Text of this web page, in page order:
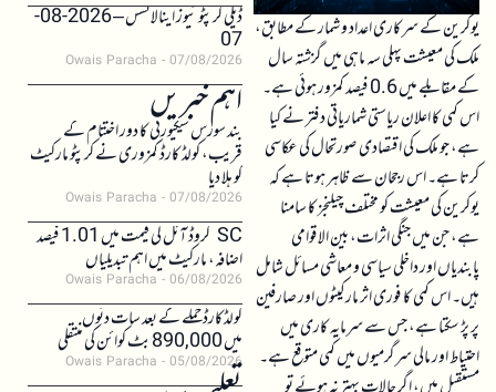
یوکرین کے سرکاری اعداد و شمار کے مطابق،
ملک کی معیشت پہلی سہ ماہی میں گزشتہ سال
کے مقابلے میں 0.6 فیصد کمزور ہوئی ہے۔
اس کمی کا اعلان ریاستی شماریاتی دفتر نے کیا
ہے، جو ملک کی اقتصادی صورتحال کی عکاسی
کرتا ہے۔ اس رجحان سے ظاہر ہوتا ہے کہ
یوکرین کی معیشت کو مختلف چیلنجز کا سامنا
ہے، جن میں جنگی اثرات، بین الاقوامی
پابندیاں اور داخلی سیاسی و معاشی مسائل شامل
ہیں۔ اس کمی کا فوری اثر مارکیٹوں اور صارفین
پر پڑ سکتا ہے، جس سے سرمایہ کاری میں
احتیاط اور مالی سرگرمیوں میں کمی متوقع ہے۔
ڈیلی کرپٹو نیوز اینالائسس – 2026-08-
07
Owais Paracha 07/08/2026
اہم خبریں
بند سورس سیکیورٹی کا دور اختتام کے
قریب، کولڈ کارڈ کمزوری نے کرپٹو مارکیٹ
کو ہلا دیا
Owais Paracha 07/08/2026
SC کروڈ آئل کی قیمت میں 1.01 فیصد
اضافہ، مارکیٹ میں اہم تبدیلیاں
Owais Paracha 06/08/2026
کولڈکارڈ حملے کے بعد سات دنوں
میں 890,000 بٹ کوائن کی منتقلی
Owais Paracha 05/08/2026